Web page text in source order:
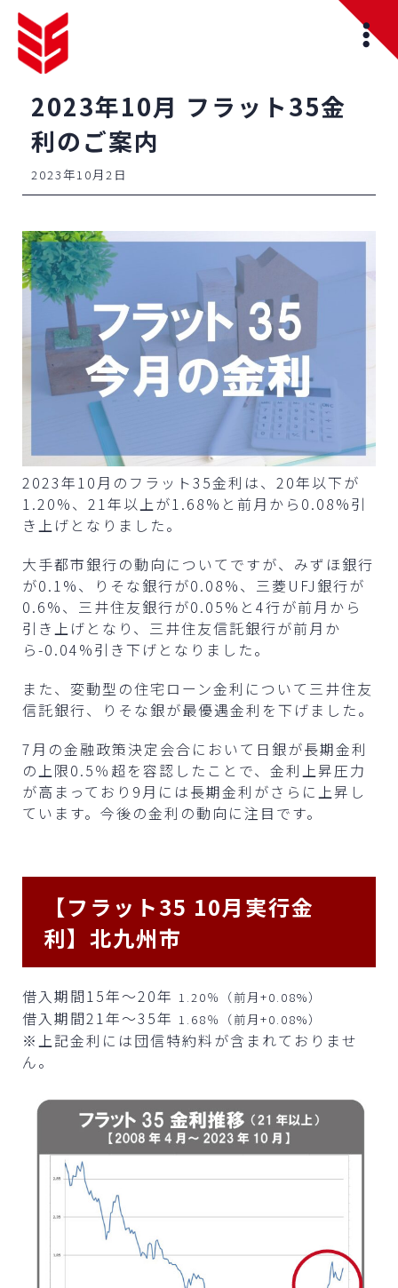
2023年10月 フラット35金
利のご案内
2023年10月2日
2023年10月のフラット35金利は、20年以下が
1.20%、21年以上が1.68%と前月から0.08%引
き上げとなりました。
大手都市銀行の動向についてですが、みずほ銀行
が0.1%、りそな銀行が0.08%、三菱UFJ銀行が
0.6%、三井住友銀行が0.05%と4行が前月から
引き上げとなり、三井住友信託銀行が前月か
ら-0.04%引き下げとなりました。
また、変動型の住宅ローン金利について三井住友
信託銀行、りそな銀が最優遇金利を下げました。
7月の金融政策決定会合において日銀が長期金利
の上限0.5％超を容認したことで、金利上昇圧力
が高まっており9月には長期金利がさらに上昇し
ています。今後の金利の動向に注目です。
【フラット35 10月実行金
利】北九州市
借入期間15年～20年 1.20％（前月+0.08%）
借入期間21年～35年 1.68％（前月+0.08%）
※上記金利には団信特約料が含まれておりませ
ん。